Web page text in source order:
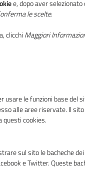
"Come
la
e, dopo aver
le scelte.
clicchi Maggiori
usare le funzioni base del
alle aree riservate. Il
cookies.
sul sito le bacheche
e Twitter. Queste